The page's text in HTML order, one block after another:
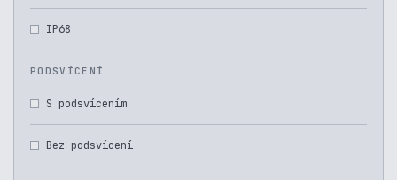
IP68
PODSVÍCENÍ
S podsvícením
Bez podsvícení